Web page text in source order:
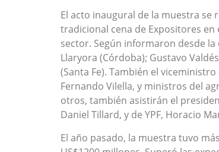
El acto inaugural de la muestra se
tradicional cena de Expositores
sector. Según informaron desde
Llaryora (Córdoba); Gustavo
(Santa Fe). También el
Fernando Vilella, y ministros del
otros, también asistirán el
Daniel Tillard, y de YPF, Horacio
El año pasado, la muestra tuvo